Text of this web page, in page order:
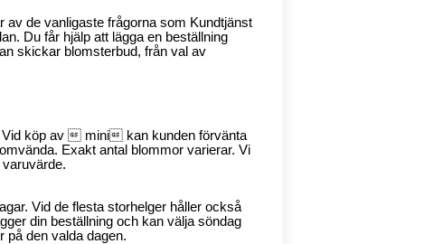
av de vanligaste frågorna som Kundtjänst
Du får hjälp att lägga en beställning
skickar blomsterbud, från val av
köp av  mini kan kunden förvänta
Exakt antal blommor varierar. Vi
Vid de flesta storhelger håller också
din beställning och kan välja söndag
på den valda dagen.